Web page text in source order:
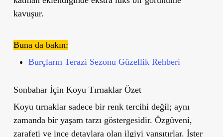
kavuşur.
Buna da bakın:
Burçların Terazi Sezonu Güzellik Rehberi
Sonbahar İçin Koyu Tırnaklar Özet
Koyu tırnaklar sadece bir renk tercihi değil; aynı
zamanda bir yaşam tarzı göstergesidir. Özgüveni,
zarafeti ve ince detaylara olan ilgiyi yansıtırlar. İster